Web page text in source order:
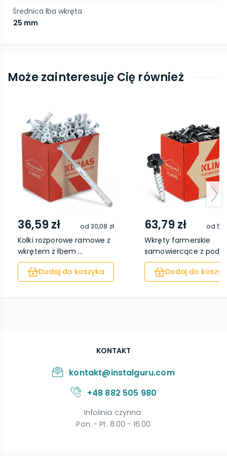
Średnica łba wkręta
25 mm
Może zainteresuje Cię również
36,59 zł od 30,08 zł
Kołki rozporowe ramowe z
wkrętem z łbem ...
Dodaj do koszyka
63,79 zł od
Wkręty farmerskie
samowiercące z
Dodaj do
KONTAKT
kontakt@instalguru.com
+48 882 505 980
Infolinia czynna:
Pon. - Pt. 8:00 - 16:00